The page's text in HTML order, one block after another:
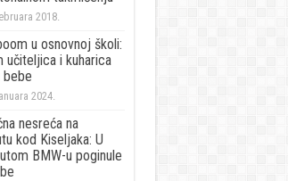
2018.
u osnovnoj školi:
učiteljica i kuharica
bebe
2024.
nesreća na
kod Kiseljaka: U
BMW-u poginule